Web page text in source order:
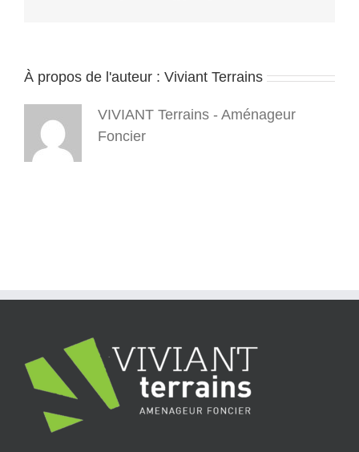
À propos de l'auteur : Viviant Terrains
VIVIANT Terrains - Aménageur
Foncier